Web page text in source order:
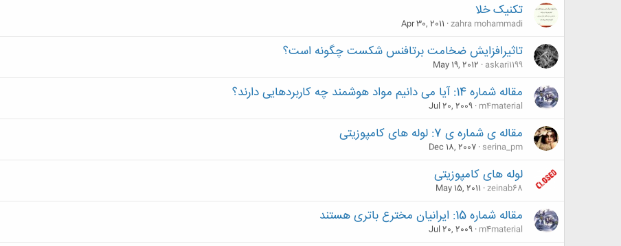
تکنیک خلا
zahra mohammadi
Apr 30, 2011
تاثیرافزایش ضخامت برتافنس شکست چگونه است؟
askari1199
May 19, 2012
مقاله شماره 14: آیا می دانیم مواد هوشمند چه کاربردهایی دارند؟
m4material
Jul 20, 2009
مقاله ی شماره ی 7: لوله های کامپوزیتی
serina_pm
Dec 18, 2007
لوله های کامپوزیتی
zeinab68
May 15, 2011
مقاله شماره 15: ایرانیان مخترع باتری هستند
m4material
Jul 20, 2009